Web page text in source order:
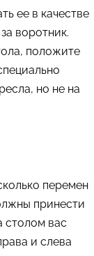
ее в качестве
воротник.
положите
но не на
перемен
принести
столом вас
и слева